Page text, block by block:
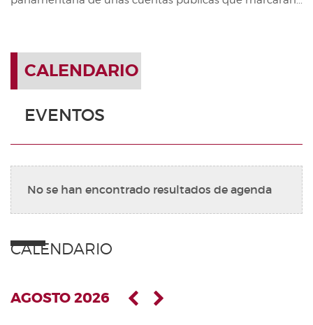
CALENDARIO
EVENTOS
No se han encontrado resultados de agenda
CALENDARIO
AGOSTO 2026